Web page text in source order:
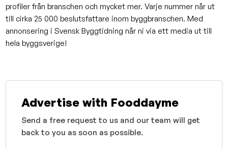
profiler från branschen och mycket mer. Varje nummer når ut
till cirka 25 000 beslutsfattare inom byggbranschen. Med
annonsering i Svensk Byggtidning når ni via ett media ut till
hela byggsverige!
Advertise with Fooddayme
Send a free request to us and our team will get
back to you as soon as possible.